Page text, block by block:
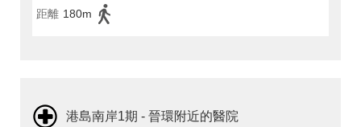
距離 180m
港島南岸1期 - 晉環附近的醫院